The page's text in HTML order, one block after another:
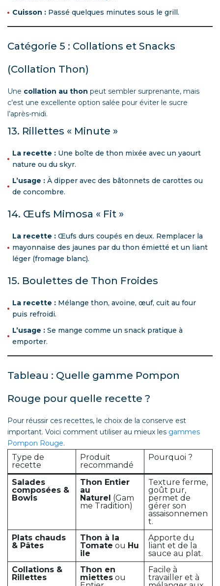
Cuisson : Passé quelques minutes sous le grill.
Catégorie 5 : Collations et Snacks
(Collation Thon)
Une collation au thon peut sembler surprenante, mais
c’est une excellente option salée pour éviter le sucre
l’après-midi.
13. Rillettes « Minute »
La recette : Une boîte de thon mixée avec un yaourt
nature ou du skyr.
L’usage : À dipper avec des bâtonnets de carottes ou
de concombre.
14. Œufs Mimosa « Fit »
La recette : Œufs durs coupés en deux. Remplacer la
mayonnaise des jaunes par du thon émietté et un liant
léger (fromage blanc).
15. Boulettes de Thon Froides
La recette : Mélange thon, avoine, œuf, cuit au four
puis refroidi.
L’usage : Se mange comme un snack pratique à
emporter.
Tableau : Quelle gamme Pompon
Rouge pour quelle recette ?
Pour réussir ces recettes, le choix de la conserve est
important. Voici comment utiliser au mieux les gammes
Pompon Rouge.
Type de
recette
Produit
recommandé
Pourquoi ?
Salades
composées &
Bowls
Thon Entier
au
Naturel (Gam
me Tradition)
Texture ferme,
goût pur,
permet de
gérer son
assaisonnemen
t.
Plats chauds
& Pâtes
Thon à la
Tomate ou Hu
ile
Apporte du
liant et de la
sauce au plat.
Collations &
Rillettes
Thon en
miettes ou
Facile à
travailler et à